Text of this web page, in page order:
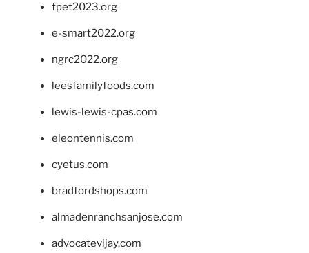
fpet2023.org
e-smart2022.org
ngrc2022.org
leesfamilyfoods.com
lewis-lewis-cpas.com
eleontennis.com
cyetus.com
bradfordshops.com
almadenranchsanjose.com
advocatevijay.com